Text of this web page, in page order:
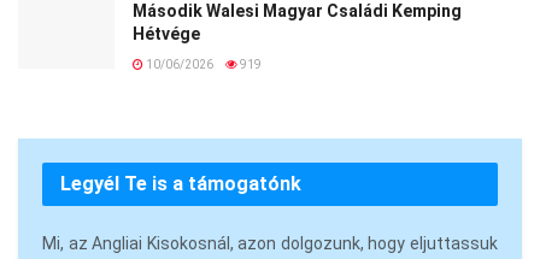
Második Walesi Magyar Családi Kemping
Hétvége
10/06/2026 919
Legyél Te is a támogatónk
Mi, az Angliai Kisokosnál, azon dolgozunk, hogy eljuttassuk